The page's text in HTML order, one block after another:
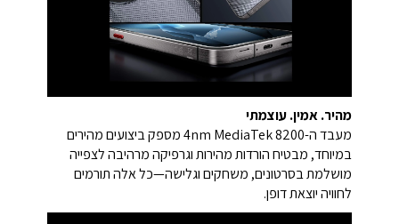
מהיר. אמין. עוצמתי
מעבד ה-4nm MediaTek 8200 מספק ביצועים מהירים
במיוחד, מבטיח הורדות מהירות וגרפיקה מרהיבה לצפייה
מושלמת בסרטונים, משחקים וגלישה—כל אלה תורמים
לחוויה יוצאת דופן.